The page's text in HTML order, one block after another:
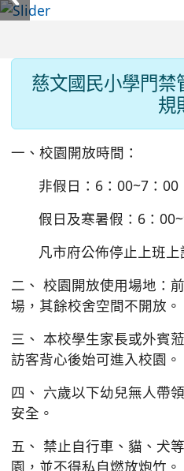
:::
慈文國民小學門禁
規
一、校園開放時間：
非假日：6：00~7：00
假日及寒暑假：6：
凡市府公佈停止上班上
二、 校園開放使用場地：
場，其餘校舍空間不開放。
三、 本校學生家長或外賓
訪客背心後始可進入校園。
四、 六歲以下幼兒無人帶
安全。
五、 禁止自行車、貓、犬
園，並不得私自燃放炮竹。